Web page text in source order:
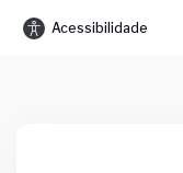
Acessibilidade